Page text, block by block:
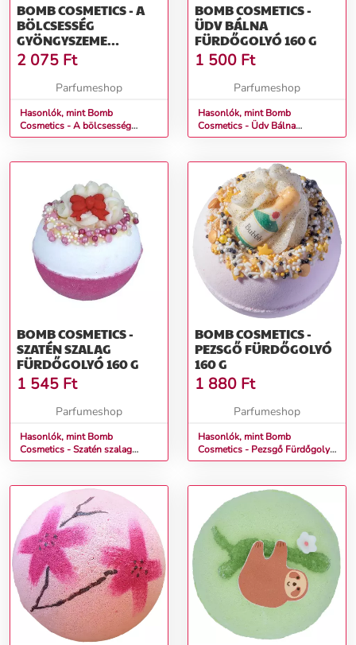
BOMB COSMETICS - A
BÖLCSESSÉG
GYÖNGYSZEME
FÜRDŐGOLYÓ 160 G
2 075 Ft
Parfumeshop
Hasonlók, mint Bomb
Cosmetics - A bölcsesség
gyöngyszeme Fürdőgolyó 160 g
BOMB COSMETICS -
ÜDV BÁLNA
FÜRDŐGOLYÓ 160 G
1 500 Ft
Parfumeshop
Hasonlók, mint Bomb
Cosmetics - Üdv Bálna
Fürdőgolyó 160 g
BOMB COSMETICS -
SZATÉN SZALAG
FÜRDŐGOLYÓ 160 G
1 545 Ft
Parfumeshop
Hasonlók, mint Bomb
Cosmetics - Szatén szalag
Fürdőgolyó 160 g
BOMB COSMETICS -
PEZSGŐ FÜRDŐGOLYÓ
160 G
1 880 Ft
Parfumeshop
Hasonlók, mint Bomb
Cosmetics - Pezsgő Fürdőgolyó
160 g